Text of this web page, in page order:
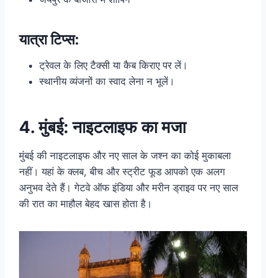
यात्रा टिप्स:
ट्रेवल के लिए टैक्सी या कैब किराए पर लें।
स्थानीय व्यंजनों का स्वाद लेना न भूलें।
4. मुंबई: नाइटलाइफ का मजा
मुंबई की नाइटलाइफ और नए साल के जश्न का कोई मुकाबला
नहीं। यहां के क्लब, बीच और स्ट्रीट फूड आपको एक अलग
अनुभव देते हैं। गेटवे ऑफ इंडिया और मरीन ड्राइव पर नए साल
की रात का माहौल बेहद खास होता है।